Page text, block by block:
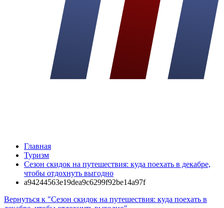
Главная
Туризм
Сезон скидок на путешествия: куда поехать в декабре,
чтобы отдохнуть выгодно
a94244563e19dea9c6299f92be14a97f
Вернуться к "Сезон скидок на путешествия: куда поехать в